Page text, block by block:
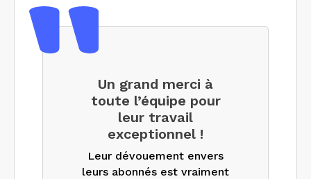
Un grand merci à
toute l’équipe pour
leur travail
exceptionnel !
Leur dévouement envers
leurs abonnés est vraiment